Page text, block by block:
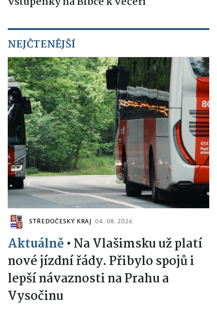
NEJČTENĚJŠÍ
STŘEDOČESKÝ KRAJ 04. 08. 2026
Aktuálně • Na Vlašimsku už platí
nové jízdní řády. Přibylo spojů i
lepší návaznosti na Prahu a
Vysočinu